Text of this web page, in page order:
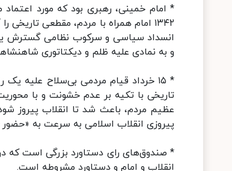
۱۳۴۲ امام همراه با مردم، مقطعی
انسداد سیاسی و سرکوب نظامی گسترش
و به نمادی علیه ظلم و ‌دیکتاتوری
* ۱۵ خرداد قیام مردمی بی‌سلاح علیه
عظیم مردم، باعث شد تا انقلاب پیروز
پیروزی انقلاب اسلامی به سرعت به
* صندوق‌های رای دستاورد بزرگی است که
انقلاب و امام و دستاورد مشروطه است.